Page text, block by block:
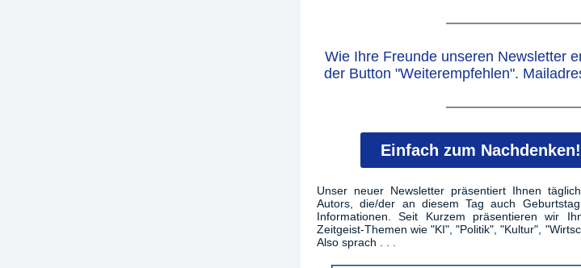
Wie Ihre Freunde unseren Newsletter
der Button "Weiterempfehlen".
Einfach zum
Unser neuer Newsletter präsentiert Ihnen
Autors, die/der an diesem Tag auch
Informationen. Seit Kurzem präsentieren wir
Zeitgeist-Themen wie "KI", "Politik", "Kultur",
Also sprach . . .